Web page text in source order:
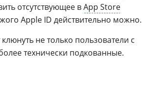
отсутствующее вApp Store
Apple ID действительно можно.
не только пользователи с
технически подкованные.